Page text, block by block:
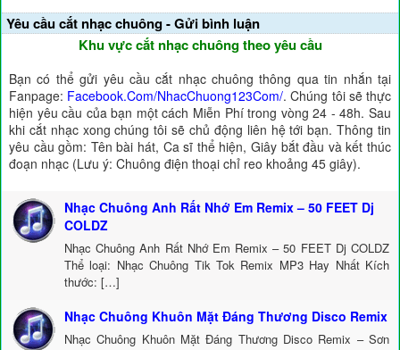
Yêu cầu cắt nhạc chuông - Gửi bình luận
Khu vực cắt nhạc chuông theo yêu cầu
Bạn có thể gửi yêu cầu cắt nhạc chuông thông qua tin nhắn tại
Fanpage: Facebook.Com/NhacChuong123Com/. Chúng tôi sẽ thực
hiện yêu cầu của bạn một cách Miễn Phí trong vòng 24 - 48h. Sau
khi cắt nhạc xong chúng tôi sẽ chủ động liên hệ tới bạn. Thông tin
yêu cầu gồm: Tên bài hát, Ca sĩ thể hiện, Giây bắt đầu và kết thúc
đoạn nhạc (Lưu ý: Chuông điện thoại chỉ reo khoảng 45 giây).
Nhạc Chuông Anh Rất Nhớ Em Remix – 50 FEET Dj
COLDZ
Nhạc Chuông Anh Rất Nhớ Em Remix – 50 FEET Dj COLDZ
Thể loại: Nhạc Chuông Tik Tok Remix MP3 Hay Nhất Kích
thước: […]
Nhạc Chuông Khuôn Mặt Đáng Thương Disco Remix
Nhạc Chuông Khuôn Mặt Đáng Thương Disco Remix – Sơn